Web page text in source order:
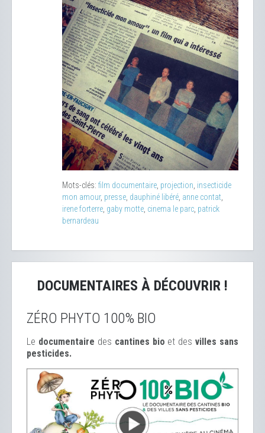
Mots-clés: film documentaire projection insecticide
mon amour, presse dauphiné libéré anne contat
irene forterre gaby motte cinema le parc patrick
bernardeau
DOCUMENTAIRES À DÉCOUVRIR !
ZÉRO PHYTO 100% BIO
Le documentaire des cantines bio et desvilles sans
pesticides.